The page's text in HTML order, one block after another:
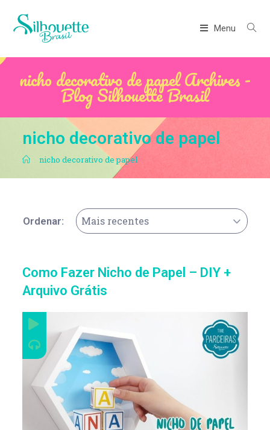
Menu
nicho decorativo de papel Archives -
Blog Silhouette Brasil
nicho decorativo de papel
. nicho decorativo de papel
Ordenar: Mais recentes
Como Fazer Nicho de Papel – DIY +
Arquivo Grátis